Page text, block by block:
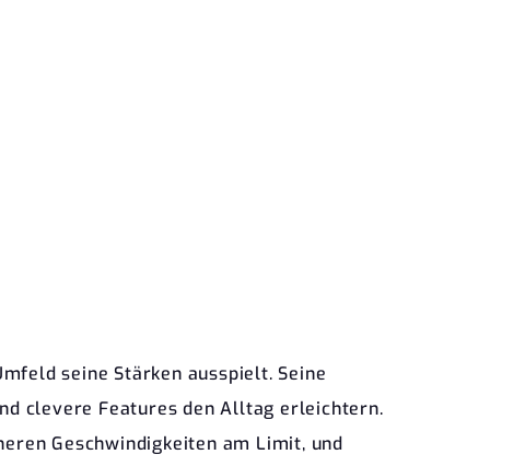
seine Stärken ausspielt. Seine
clevere Features den Alltag erleichtern.
Geschwindigkeiten am Limit, und